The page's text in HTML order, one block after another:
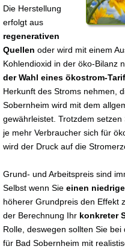
Die Herstellung
erfolgt aus
regenerativen
Quellen oder wird mit einem
Kohlendioxid in der öko-Bilanz
der Wahl eines ökostrom-
Herkunft des Stroms nehmen,
Sobernheim wird mit dem
gewährleistet. Trotzdem setzen
je mehr Verbraucher sich für
wird der Druck auf die
Grund- und Arbeitspreis sind
Selbst wenn Sie einen
höherer Grundpreis den Effekt
der Berechnung Ihr konkreter
Rolle, deswegen sollten Sie
für Bad Sobernheim mit